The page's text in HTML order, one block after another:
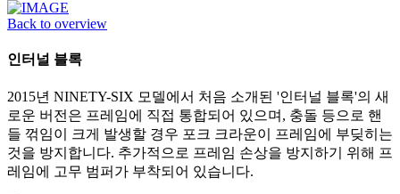
Back to overview
인터널 블록
2015년 NINETY-SIX 모델에서 처음 소개된 '인터널 블록'의 새
로운 버전은 프레임에 직접 통합되어 있으며, 충돌 등으로 핸
들 꺾임이 크게 발생할 경우 포크 크라운이 프레임에 부딪히는
것을 방지합니다. 추가적으로 프레임 손상을 방지하기 위해 프
레임에 고무 범퍼가 부착되어 있습니다.